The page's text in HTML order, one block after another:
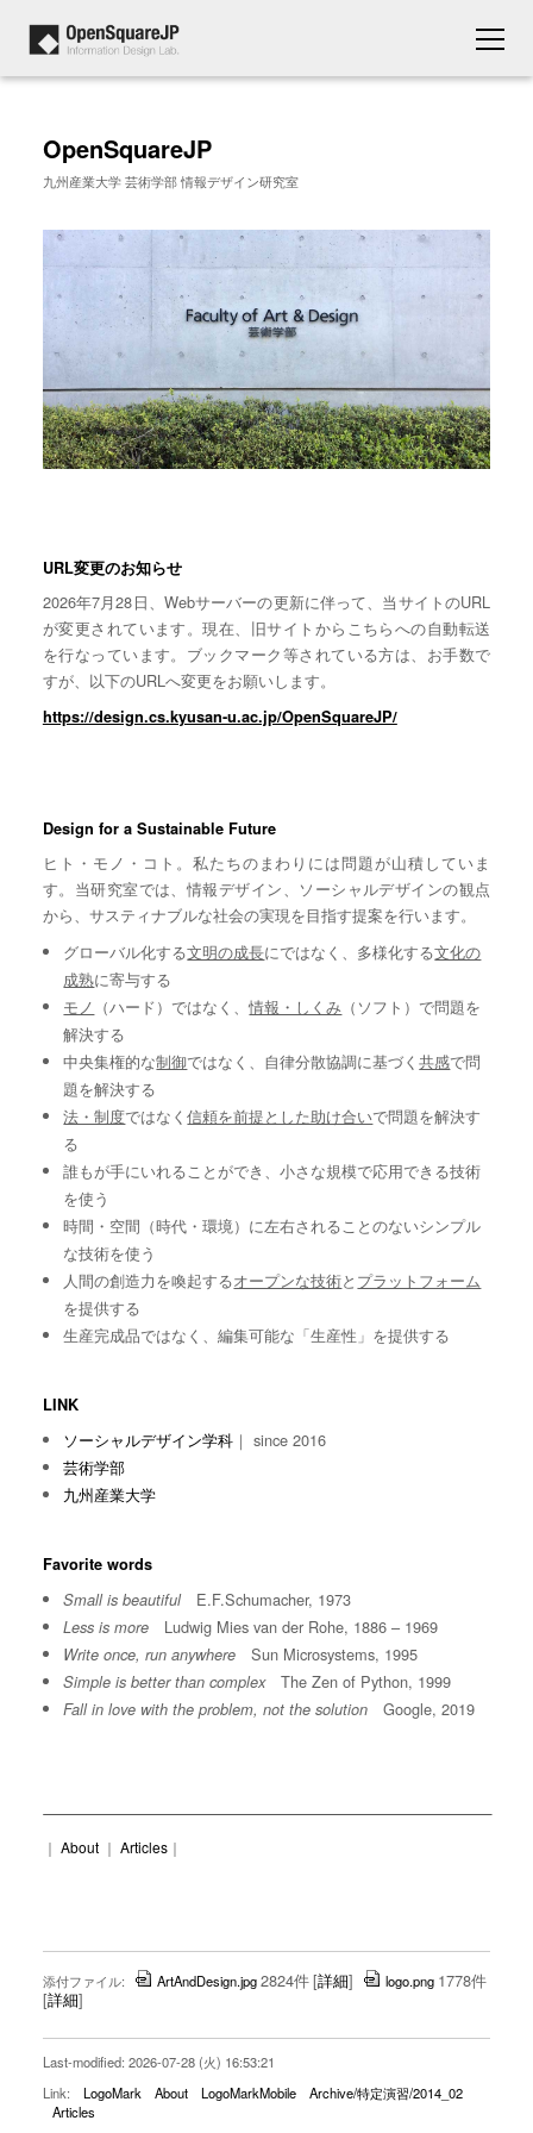
OpenSquareJP
九州産業大学 芸術学部 情報デザイン研究室
URL変更のお知らせ
2026年7月28日、Webサーバーの更新に伴って、当サイトのURL
が変更されています。現在、旧サイトからこちらへの自動転送
を行なっています。ブックマーク等されている方は、お手数で
すが、以下のURLへ変更をお願いします。
https://design.cs.kyusan-u.ac.jp/OpenSquareJP/
Design for a Sustainable Future
ヒト・モノ・コト。私たちのまわりには問題が山積していま
す。当研究室では、情報デザイン、ソーシャルデザインの観点
から、サスティナブルな社会の実現を目指す提案を行います。
グローバル化する文明の成長にではなく、多様化する文化の
成熟に寄与する
モノ （ハード）ではなく、情報・しくみ （ソフト）で問題を
解決する
中央集権的な制御ではなく、自律分散協調に基づく共感で問
題を解決する
法・制度ではなく信頼を前提とした助け合いで問題を解決す
る
誰もが手にいれることができ、小さな規模で応用できる技術
を使う
時間・空間（時代・環境）に左右されることのないシンプル
な技術を使う
人間の創造力を喚起するオープンな技術と プラットフォーム
を提供する
生産完成品ではなく、編集可能な「生産性」を提供する
LINK
ソーシャルデザイン学科 ｜ since 2016
芸術学部
九州産業大学
Favorite words
Small is beautifulE.F.Schumacher, 1973
Less is more Ludwig Mies van der Rohe, 1886 – 1969
Write once, run anywhere Sun Microsystems, 1995
Simple is better than complexThe Zen of Python, 1999
Fall in love with the problem, not the solution Google, 2019
｜ About｜ Articles｜
添付ファイル: ArtAndDesign.jpg2824件[詳細] logo.png 1778件
[詳細]
Last-modified: 2026-07-28 (火) 16:53:21
Link:
LogoMark About LogoMarkMobile
Archive/特定演習/2014_02
Articles